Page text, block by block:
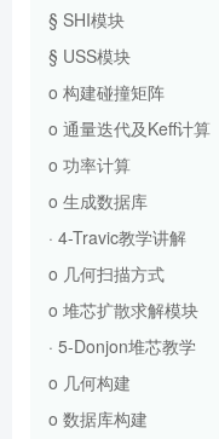
§ SHI模块
§ USS模块
o 构建碰撞矩阵
o 通量迭代及Keff计算
o 功率计算
o 生成数据库
· 4-Travic教学讲解
o 几何扫描方式
o 堆芯扩散求解模块
· 5-Donjon堆芯教学
o 几何构建
o 数据库构建